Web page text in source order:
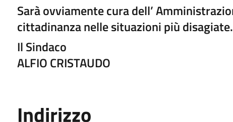
Sarà ovviamente cura dell’
cittadinanza nelle situazioni più disagiate.
Il Sindaco
ALFIO CRISTAUDO
Indirizzo